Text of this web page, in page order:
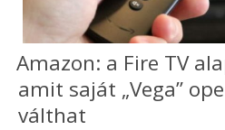
Amazon: a Fire TV
amit saját „Vega”
válthat